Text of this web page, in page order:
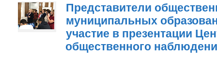
Представители
муниципальных
участие в презентации
общественного